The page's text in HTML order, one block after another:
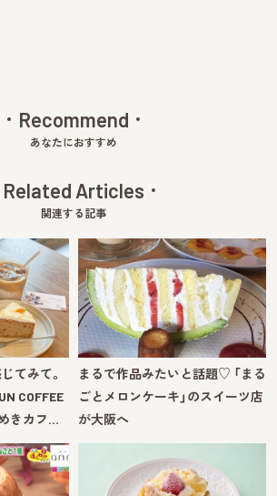
Recommend
あなたにおすすめ
Related Articles
関連する記事
てみて。
COFFEE
めきカフ…
まるで作品みたいと話題♡ 「まる
ごとメロンケーキ」のスイーツ店
が大阪へ